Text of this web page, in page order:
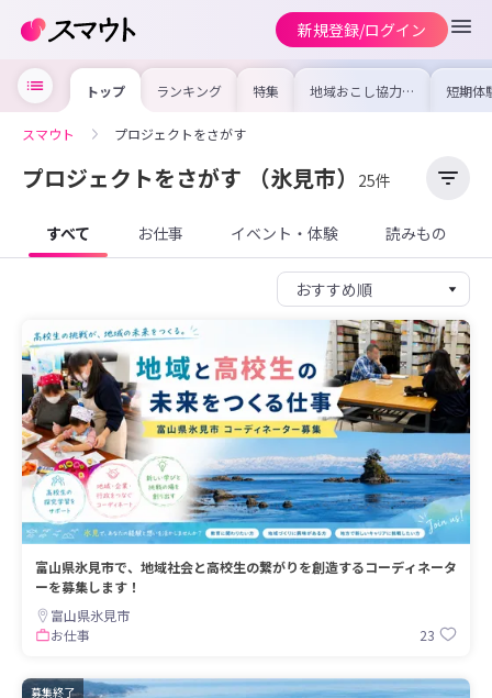
新規登録/ログイン
トップ ランキング 特集 地域おこし協力隊
の求人やイベント
を集めました！仕
けよう
短期体
り〜数
域を知
スマウト プロジェクトをさがす
プロジェクトをさがす （氷見市） 25件
すべて お仕事 イベント・体験 読みもの
富山県氷見市で、地域社会と高校生の繋がりを創造するコーディネータ
ーを募集します！
富山県氷見市
お仕事
23
募集終了